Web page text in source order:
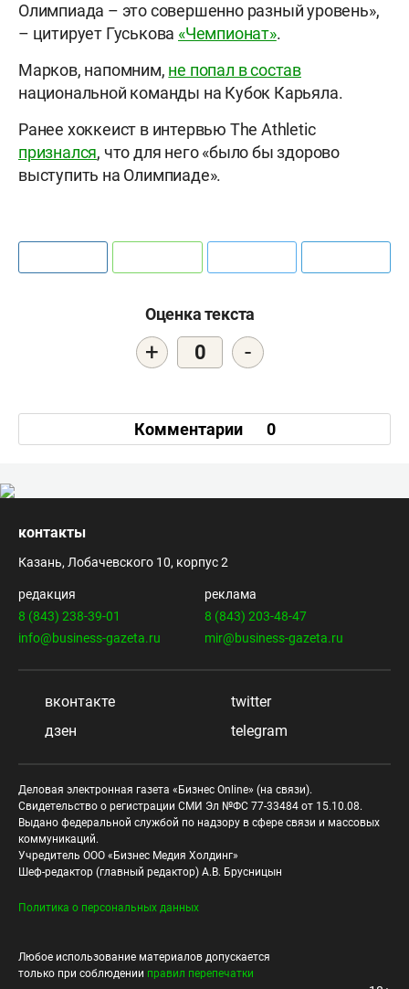
Олимпиада – это совершенно разный уровень»,
– цитирует Гуськова «Чемпионат».
Марков, напомним, не попал в состав
национальной команды на Кубок Карьяла.
Ранее хоккеист в интервью The Athletic
признался, что для него «было бы здорово
выступить на Олимпиаде».
Оценка текста
+ 0 -
Комментарии 0
контакты
Казань, Лобачевского 10, корпус 2
редакция
8 (843) 238-39-01
info@business-gazeta.ru
реклама
8 (843) 203-48-47
mir@business-gazeta.ru
вконтакте
twitter
дзен
telegram
Деловая электронная газета «Бизнес Online» (на связи).
Свидетельство о регистрации СМИ Эл №ФС 77-33484 от 15.10.08.
Выдано федеральной службой по надзору в сфере связи и массовых
коммуникаций.
Учредитель ООО «Бизнес Медия Холдинг»
Шеф-редактор (главный редактор) А.В. Брусницын
Политика о персональных данных
Любое использование материалов допускается
только при соблюдении правил перепечатки